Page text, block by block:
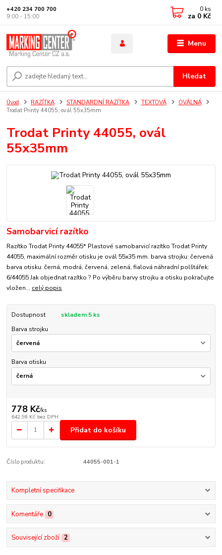
Menu
Hledat
+420 234 700 700
9:00 - 15:00
0 ks
za 0 Kč
Úvod RAZÍTKA STANDARDNÍ RAZÍTKA TEXTOVÁ
OVÁLNÁ
Trodat Printy 44055, ovál 55x35mm
Trodat Printy 44055, ovál
55x35mm
Samobarvicí razítko
Razítko Trodat Printy 44055* Plastové samobarvicí razítko Trodat Printy
44055, maximální rozměr otisku je ovál 55x35 mm. barva strojku: červená
barva otisku: černá, modrá, červená, zelená, fialová náhradní polštářek:
6/44055 Jak objednat razítko ? Po výběru barvy strojku a otisku pokračujte
vložen... celý popis
Dostupnost
skladem 5 ks
Barva strojku
Barva otisku
778 Kč/ks
642,98 Kč bez DPH
Přidat do košíku
Číslo produktu: 44055-001-1
Kompletní specifikace
Komentáře 0
Související zboží 2